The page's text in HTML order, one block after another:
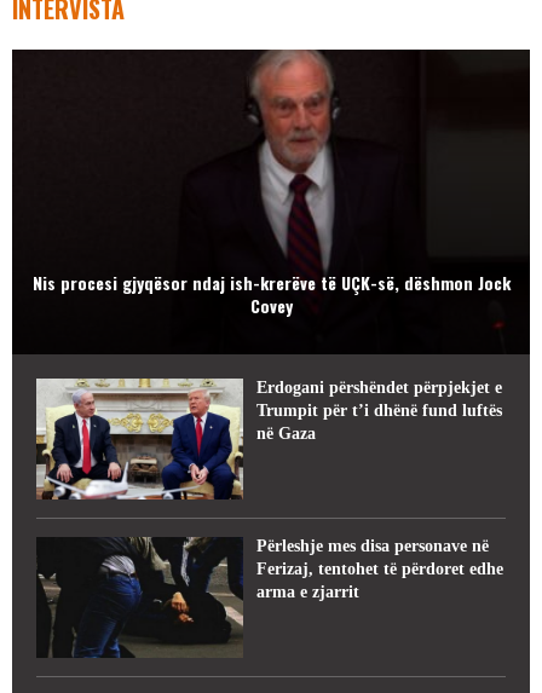
INTERVISTA
Nis procesi gjyqësor ndaj ish-krerëve të UÇK-së, dëshmon Jock
Covey
Erdogani përshëndet përpjekjet e
Trumpit për t’i dhënë fund luftës
në Gaza
Përleshje mes disa personave në
Ferizaj, tentohet të përdoret edhe
arma e zjarrit